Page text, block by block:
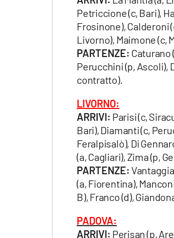
Petriccione (c, Bari),
Frosinone), Calderoni
Livorno), Maimone (c,
PARTENZE: Caturano
Perucchini (p, Ascoli),
contratto).
LIVORNO:
ARRIVI: Parisi (c,
Bari), Diamanti (c,
Feralpisalò), Di
(a, Cagliari), Zima (p,
PARTENZE:
(a, Fiorentina),
B), Franco (d),
PADOVA:
ARRIVI: Perisan (p,